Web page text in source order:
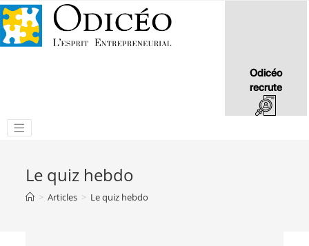
Odicéo
recrute
Le quiz hebdo
> Articles > Le quiz hebdo